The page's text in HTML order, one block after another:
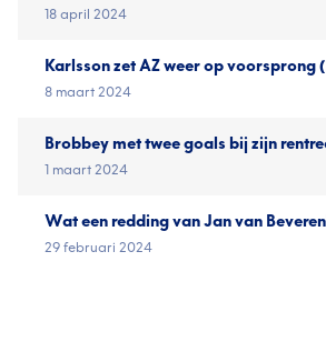
18 april 2024
Karlsson zet AZ weer op voorsprong
8 maart 2024
Brobbey met twee goals bij zijn
1 maart 2024
Wat een redding van Jan van
29 februari 2024